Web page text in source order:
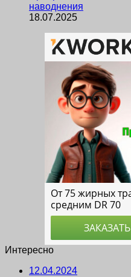
наводнения
18.07.2025
Интересно
12.04.2024